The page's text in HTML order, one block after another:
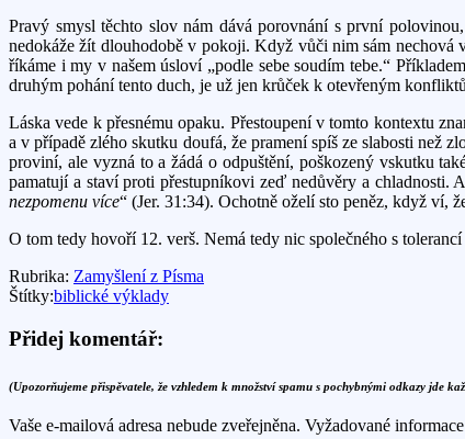
Pravý smysl těchto slov nám dává porovnání s první
nedokáže žít dlouhodobě v pokoji. Když vůči nim sám nechová
říkáme i my v našem úsloví „podle sebe soudím tebe.“
druhým pohání tento duch, je už jen krůček k otevřeným
Láska vede k přesnému opaku. Přestoupení v tomto kontextu
a v případě zlého skutku doufá, že pramení spíš ze slabosti než
proviní, ale vyzná to a žádá o odpuštění, poškozený vskutku
pamatují a staví proti přestupníkovi zeď nedůvěry a chladnosti.
nezpomenu více“ (Jer. 31:34). Ochotně oželí sto peněz, když ví,
O tom tedy hovoří 12. verš. Nemá tedy nic společného s
Rubrika: Zamyšlení z Písma
Štítky:biblické výklady
Přidej komentář:
(Upozorňujeme přispěvatele, že vzhledem k množství spamu s pochybnými odkazy jde
Vaše e-mailová adresa nebude zveřejněna. Vyžadované